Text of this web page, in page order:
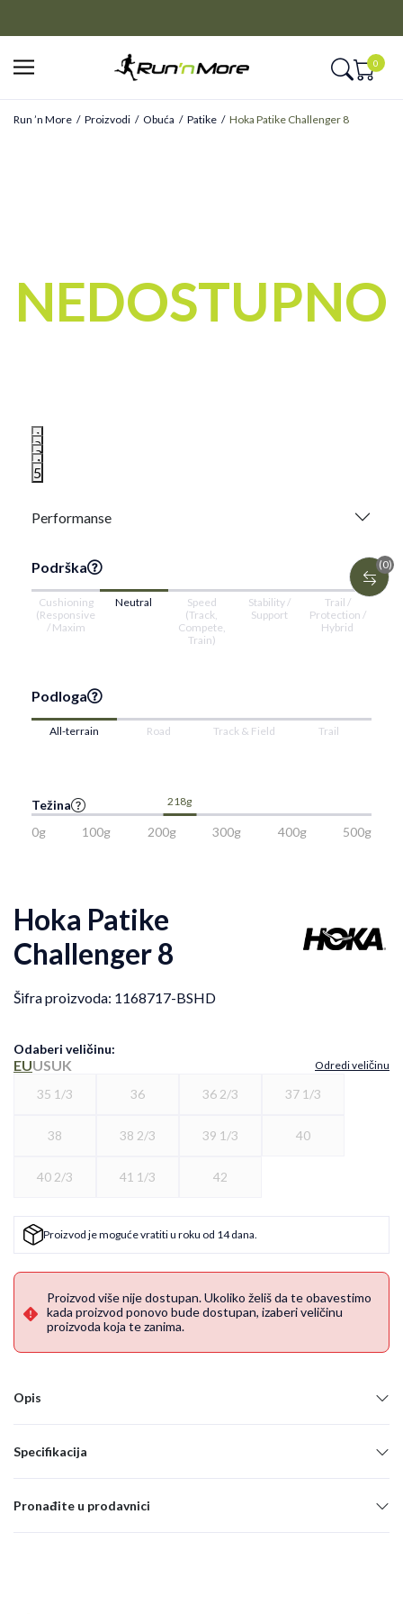
0
Run ’n More Proizvodi Obuća Patike Hoka Patike Challenger 8
(0)
1
2
3
4
5
NEDOSTUPNO
Performanse
Podrška
Cushioning
(Responsive
/ Maxim
Neutral
Speed
(Track,
Compete,
Train)
Stability /
Support
Trail /
Protection /
Hybrid
Podloga
All-terrain Road Track & Field Trail
Težina 218g
0g 100g 200g 300g 400g 500g
Hoka Patike
Challenger 8
Šifra proizvoda: 1168717-BSHD
Odaberi veličinu:
EUUSUK Odredi veličinu
35 1/3 36 36 2/3 37 1/3
38 38 2/3 39 1/3 40
40 2/3 41 1/3 42
Proizvod je moguće vratiti u roku od 14 dana.
Proizvod više nije dostupan. Ukoliko želiš da te obavestimo
kada proizvod ponovo bude dostupan, izaberi veličinu
proizvoda koja te zanima.
Opis
Specifikacija
Pronađite u prodavnici